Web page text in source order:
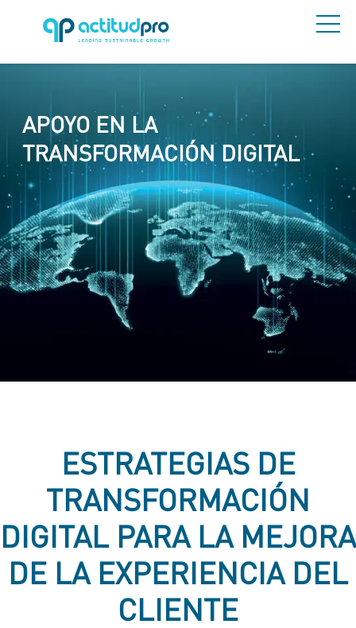
APOYO EN LA
TRANSFORMACIÓN DIGITAL
ESTRATEGIAS DE
TRANSFORMACIÓN
DIGITAL PARA LA MEJORA
DE LA EXPERIENCIA DEL
CLIENTE